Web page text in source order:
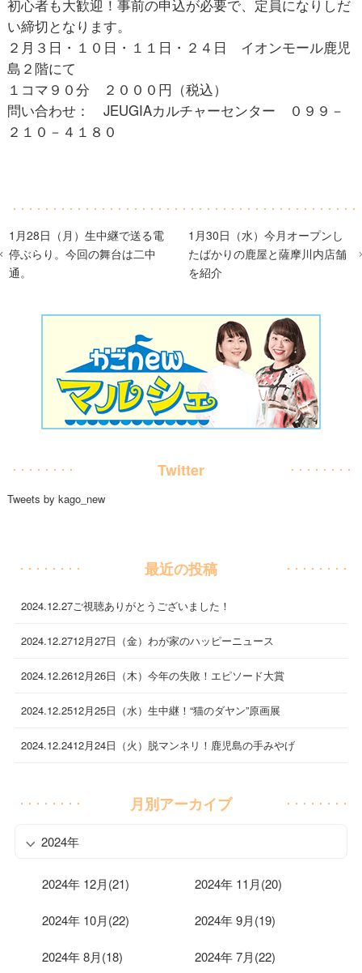
初心者も大歓迎！事前の申込が必要で、定員になりしだ
い締切となります。
２月３日・１０日・１１日・２４日 イオンモール鹿児
島２階にて
１コマ９０分 ２０００円（税込）
問い合わせ： JEUGIAカルチャーセンター ０９９－
２１０－４１８０
1月28日（月）生中継で送る電
停ぶらり。今回の舞台は二中
通。
1月30日（水）今月オープンし
たばかりの鹿屋と薩摩川内店舗
を紹介
Twitter
Tweets by kago_new
最近の投稿
2024.12.27ご視聴ありがとうございました！
2024.12.2712月27日（金）わが家のハッピーニュース
2024.12.2612月26日（木）今年の失敗！エピソード大賞
2024.12.2512月25日（水）生中継！“猫のダヤン”原画展
2024.12.2412月24日（火）脱マンネリ！鹿児島の手みやげ
月別アーカイブ
2024年
2024年 12月(21) 2024年 11月(20)
2024年 10月(22) 2024年 9月(19)
2024年 8月(18) 2024年 7月(22)